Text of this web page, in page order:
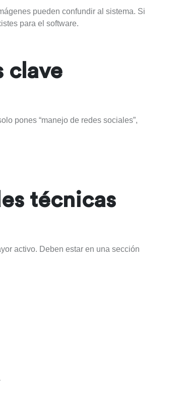
pueden confundir al sistema. Si
para el software.
clave
pones “manejo de redes sociales”,
técnicas
activo. Deben estar en una sección